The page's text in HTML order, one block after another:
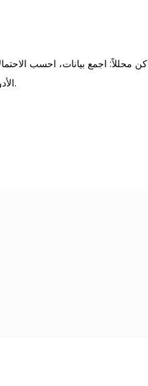
كن محللاً: اجمع بيانات، احسب
الأدوات الإحصائية ونماذج الأداء لتحسين قراراتك واحرص على الالتزام بالقوانين المحلية وأساليب اللعب المسؤول.